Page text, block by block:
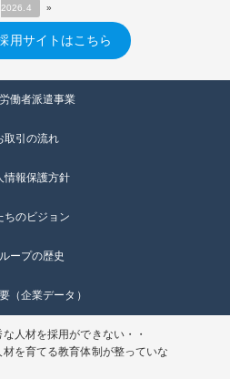
2026.4
»
用サイトはこちら
働者派遣事業
取引の流れ
情報保護方針
ちのビジョン
ープの歴史
（企業データ）
人材を採用ができない・・
を育てる教育体制が整っていな